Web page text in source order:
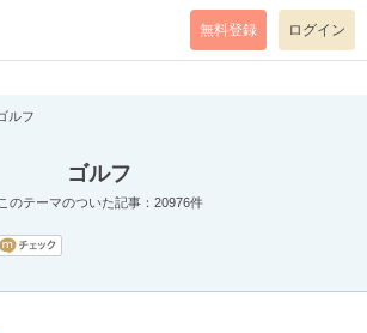
code=0 mode=return level=notice
無料登録 ログイン
ルフ
ゴルフ
このテーマのついた記事：20976件